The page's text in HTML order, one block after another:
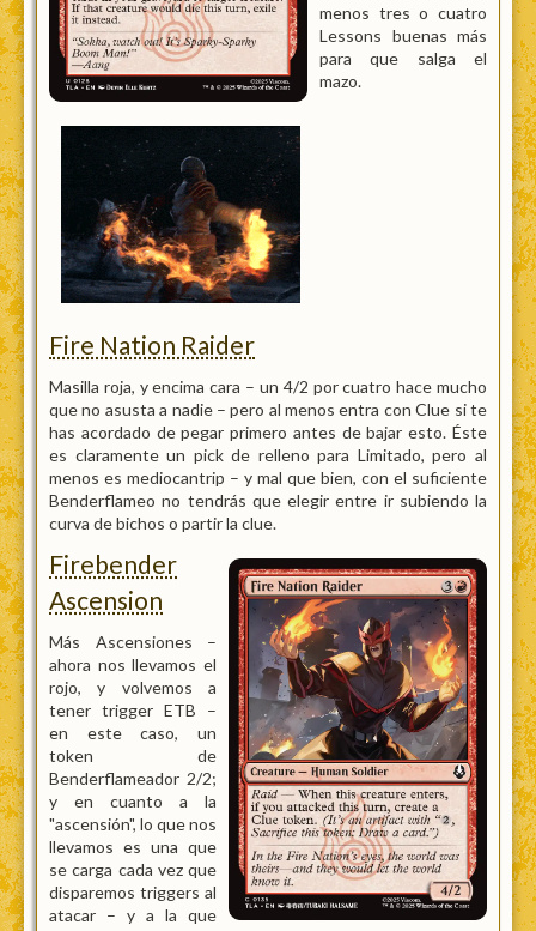
menos tres o cuatro
Lessons buenas más
para que salga el
mazo.
Fire Nation Raider
Masilla roja, y encima cara – un 4/2 por cuatro hace mucho
que no asusta a nadie – pero al menos entra con Clue si te
has acordado de pegar primero antes de bajar esto. Éste
es claramente un pick de relleno para Limitado, pero al
menos es mediocantrip – y mal que bien, con el suficiente
Benderflameo no tendrás que elegir entre ir subiendo la
curva de bichos o partir la clue.
Firebender
Ascension
Más Ascensiones –
ahora nos llevamos el
rojo, y volvemos a
tener trigger ETB –
en este caso, un
token de
Benderflameador 2/2;
y en cuanto a la
"ascensión", lo que nos
llevamos es una que
se carga cada vez que
disparemos triggers al
atacar – y a la que